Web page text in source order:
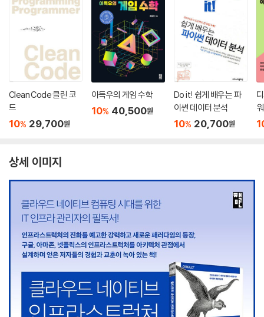
Clean Code 클린 코
드
10% 29,700원
이득우의 게임 수학
10% 40,500원
Do it! 쉽게 배우는 파
이썬 데이터 분석
10% 20,700원
상세 이미지